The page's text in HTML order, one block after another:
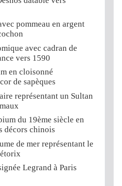
pommeau en argent
avec cadran de
vers 1590
en cloisonné
de sapèques
représentant un Sultan
du 19ème siècle en
décors chinois
de mer représentant le
Legrand à Paris